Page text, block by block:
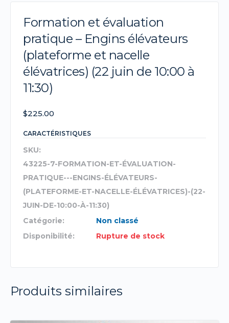
Formation et évaluation
pratique – Engins élévateurs
(plateforme et nacelle
élévatrices) (22 juin de 10:00 à
11:30)
$225.00
CARACTÉRISTIQUES
SKU:
43225-7-FORMATION-ET-ÉVALUATION-
PRATIQUE---ENGINS-ÉLÉVATEURS-
(PLATEFORME-ET-NACELLE-ÉLÉVATRICES)-(22-
JUIN-DE-10:00-À-11:30)
Catégorie:
Non classé
Disponibilité:
Rupture de stock
Produits similaires